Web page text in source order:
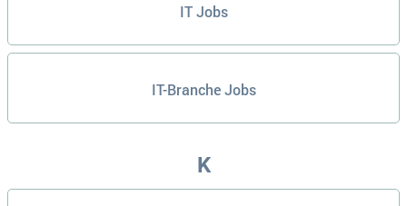
IT Jobs
IT-Branche Jobs
K